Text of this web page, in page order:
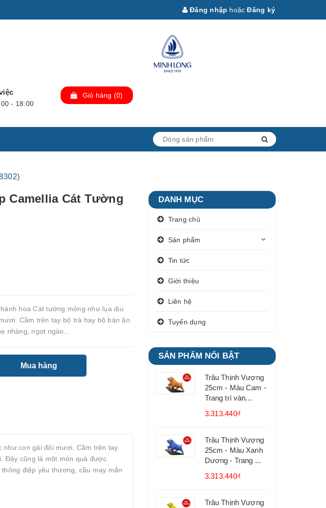
Đăng nhập hoặc Đăng ký
- 18:00
Giỏ hàng (0)
Camellia Cát Tường
hoa Cát tường mỏng như lụa dịu
Cầm trên tay bộ trà hay bộ bàn ăn
nhàng, ngọt ngào...
Mua hàng
như con gái đôi mươi. Cầm trên tay
Đây cũng là một món quà được
điệp yêu thương, cầu may mắn
DANH MỤC
Trang chủ
Sản phẩm
Tin tức
Giới thiệu
Liên hệ
Tuyển dụng
SẢN PHẨM NỔI BẬT
Trâu Thịnh Vượng
25cm - Màu Cam -
Trang trí vàn...
3.313.440₫
Trâu Thịnh Vượng
25cm - Màu Xanh
Dương - Trang ...
3.313.440₫
Trâu Thịnh Vượng